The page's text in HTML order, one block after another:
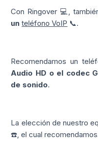
Con Ringover 💻,
un teléfono VoIP 📞.
Recomendamos un
Audio HD o el codec
de sonido.
La elección de nuestro
☎️, el cual